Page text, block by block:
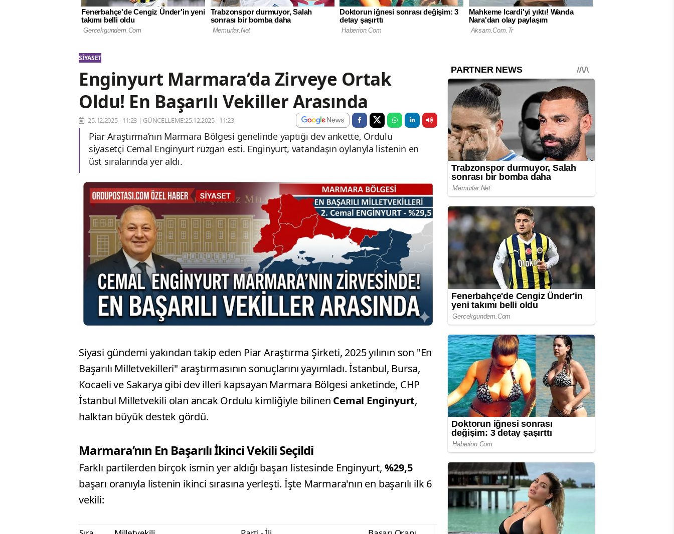
SIYASET
Enginyurt Marmara’da Zirveye Ortak
Oldu! En Başarılı Vekiller Arasında
25.12.2025 - 11:23 | GÜNCELLEME:25.12.2025 - 11:23
Piar Araştırma’nın Marmara Bölgesi genelinde yaptığı dev ankette, Ordulu
siyasetçi Cemal Enginyurt rüzgarı esti. Enginyurt, vatandaşın oylarıyla listenin en
üst sıralarında yer aldı.
Siyasi gündemi yakından takip eden Piar Araştırma Şirketi, 2025 yılının son "En
Başarılı Milletvekilleri" araştırmasının sonuçlarını yayımladı. İstanbul, Bursa,
Kocaeli ve Sakarya gibi dev illeri kapsayan Marmara Bölgesi anketinde, CHP
İstanbul Milletvekili olan ancak Ordulu kimliğiyle bilinen Cemal Enginyurt,
halktan büyük destek gördü.
Marmara’nın En Başarılı İkinci Vekili Seçildi
Farklı partilerden birçok ismin yer aldığı başarı listesinde Enginyurt, %29,5
başarı oranıyla listenin ikinci sırasına yerleşti. İşte Marmara'nın en başarılı ilk 6
vekili: